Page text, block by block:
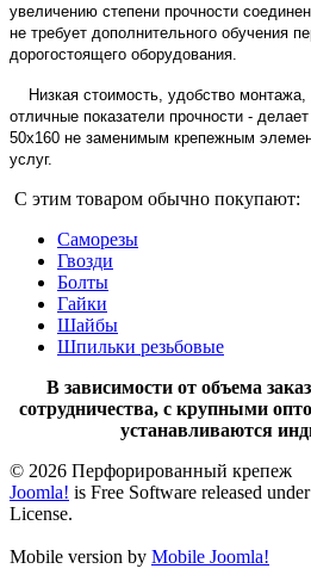
увеличению степени прочности
не требует дополнительного обучения
дорогостоящего оборудования.
Низкая стоимость, удобство монтажа,
отличные показатели прочности -
50х160 не заменимым крепежным
услуг.
С этим товаром обычно покупают:
Саморезы
Гвозди
Болты
Гайки
Шайбы
Шпильки резьбовые
В зависимости от объема
сотрудничества, с крупными
устанавливаются
© 2026 Перфорированный крепеж
Joomla! is Free Software released
License.
Mobile version by Mobile Joomla!